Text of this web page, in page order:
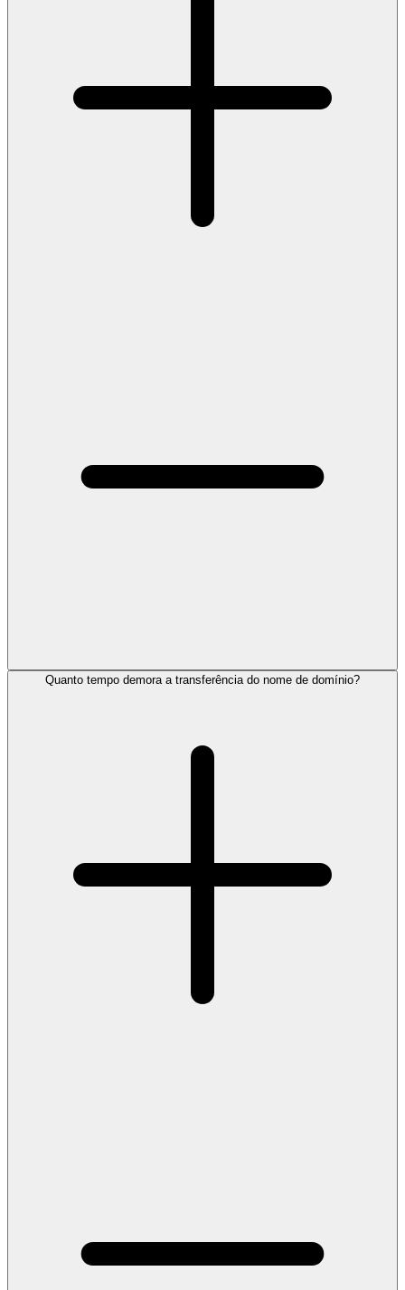
Quanto tempo demora a transferência do nome de domínio?